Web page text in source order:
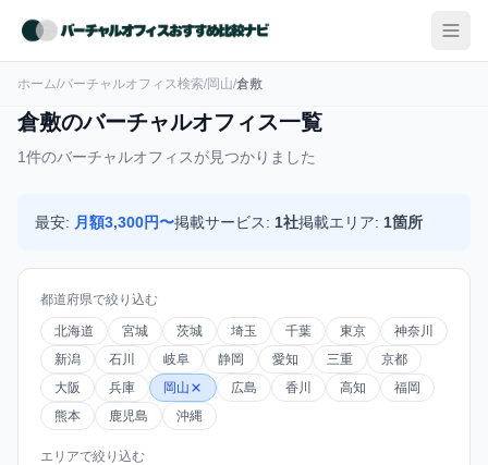
ホーム/バーチャルオフィス検索/岡山/倉敷
倉敷のバーチャルオフィス一覧
1件のバーチャルオフィスが見つかりました
最安: 月額3,300円〜掲載サービス: 1社掲載エリア: 1箇所
都道府県で絞り込む
北海道 宮城 茨城 埼玉 千葉 東京
神奈川
新潟
石川 岐阜 静岡 愛知 三重
京都
大阪
兵庫 岡山 広島 香川 高知
福岡
熊本
鹿児島 沖縄
エリアで絞り込む